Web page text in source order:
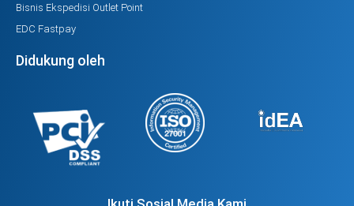
Bisnis Ekspedisi Outlet Point
EDC Fastpay
Didukung oleh